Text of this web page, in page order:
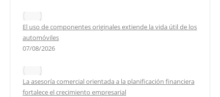
El uso de componentes originales extiende la vida útil de los
automóviles
07/08/2026
La asesoría comercial orientada a la planificación financiera
fortalece el crecimiento empresarial